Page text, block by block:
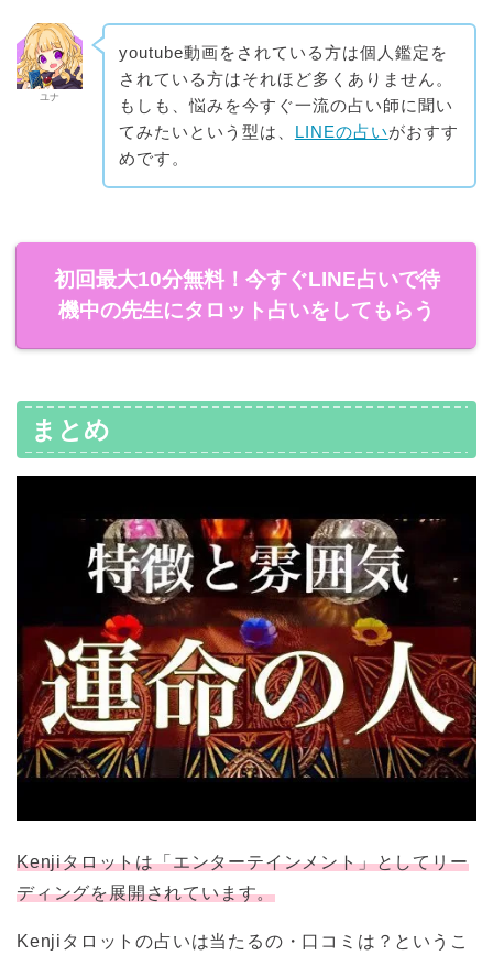
ユナ
youtube動画をされている方は個人鑑定を
されている方はそれほど多くありません。
もしも、悩みを今すぐ一流の占い師に聞い
てみたいという型は、 LINEの占いがおすす
めです。
初回最大10分無料！今すぐLINE占いで待
機中の先生にタロット占いをしてもらう
まとめ
Kenjiタロットは「エンターテインメント」としてリー
ディングを展開されています。
Kenjiタロットの占いは当たるの・口コミは？というこ